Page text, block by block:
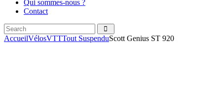
Qui sommes-nous ?
Contact
Search
facebook
instagramm
AccueilVélosVTTTout SuspenduScott Genius ST 920